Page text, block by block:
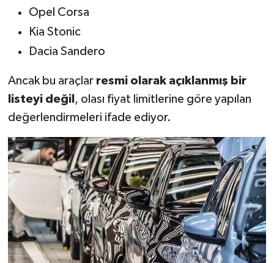
Opel Corsa
Kia Stonic
Dacia Sandero
Ancak bu araçlar resmi olarak açıklanmış bir
listeyi değil , olası fiyat limitlerine göre yapılan
değerlendirmeleri ifade ediyor.